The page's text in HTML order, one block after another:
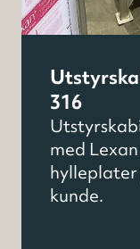
316
med
kunde.